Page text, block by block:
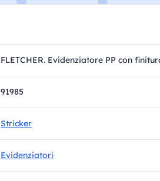
FLETCHER. Evidenziatore PP con
91985
Stricker
Evidenziatori